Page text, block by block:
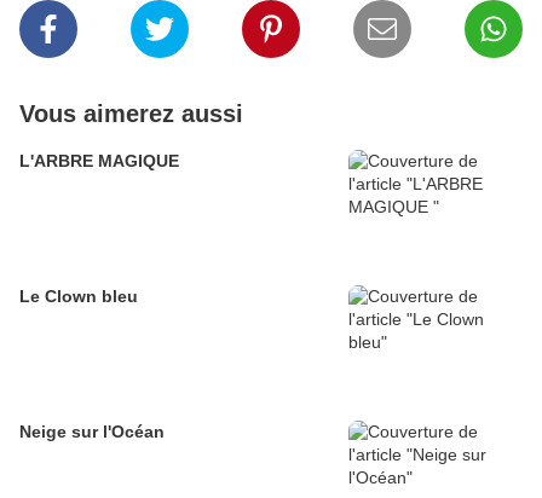
Vous aimerez aussi
L'ARBRE MAGIQUE
Le Clown bleu
Neige sur l'Océan